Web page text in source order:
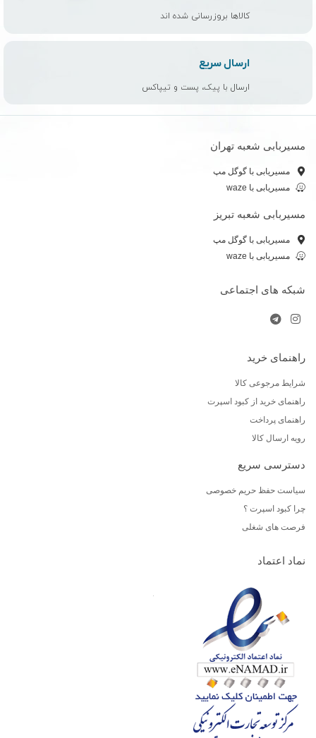
کالاها بروزرسانی شده اند
ارسال سریع
ارسال با پیک، پست و تیپاکس
مسیربابی شعبه تهران
مسیریابی با گوگل مپ
مسیریابی با waze
مسیربابی شعبه تبریز
مسیریابی با گوگل مپ
مسیریابی با waze
شبکه های اجتماعی
راهنمای خرید
شرایط مرجوعی کالا
راهنمای خرید از کبود اسپرت
راهنمای پرداخت
رویه ارسال کالا
دسترسی سریع
سیاست حفظ حریم خصوصی
چرا کبود اسپرت ؟
فرصت های شغلی
نماد اعتماد